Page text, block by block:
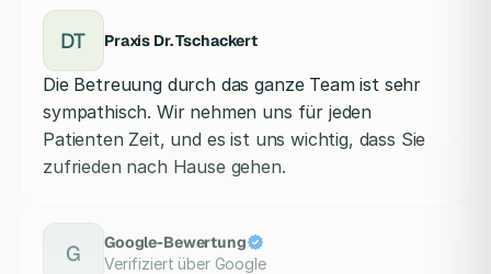
DT Praxis Dr. Tschackert
Die Betreuung durch das ganze Team ist sehr
sympathisch. Wir nehmen uns für jeden
Patienten Zeit, und es ist uns wichtig, dass Sie
zufrieden nach Hause gehen.
G Google-Bewertung
Verifiziert über Google